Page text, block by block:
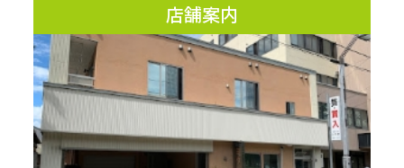
店舗案内